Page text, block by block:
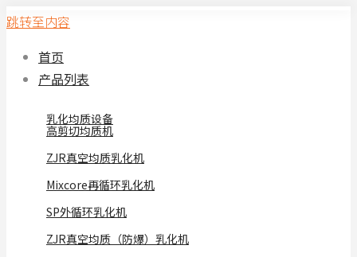
跳转至内容
首页
产品列表
乳化均质设备
高剪切均质机
ZJR真空均质乳化机
Mixcore再循环乳化机
SP外循环乳化机
ZJR真空均质（防爆）乳化机